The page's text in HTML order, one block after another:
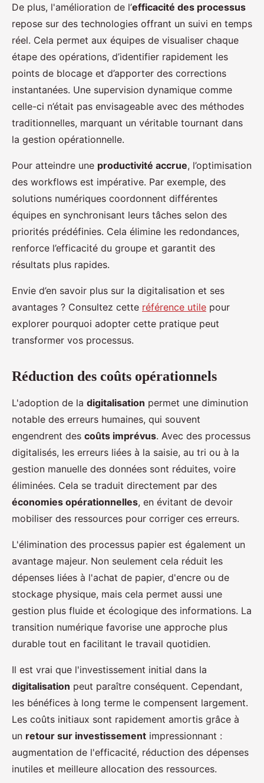
De plus, l'amélioration de l’efficacité des processus
repose sur des technologies offrant un suivi en temps
réel. Cela permet aux équipes de visualiser chaque
étape des opérations, d’identifier rapidement les
points de blocage et d’apporter des corrections
instantanées. Une supervision dynamique comme
celle-ci n’était pas envisageable avec des méthodes
traditionnelles, marquant un véritable tournant dans
la gestion opérationnelle.
Pour atteindre une productivité accrue, l’optimisation
des workflows est impérative. Par exemple, des
solutions numériques coordonnent différentes
équipes en synchronisant leurs tâches selon des
priorités prédéfinies. Cela élimine les redondances,
renforce l’efficacité du groupe et garantit des
résultats plus rapides.
Envie d’en savoir plus sur la digitalisation et ses
avantages ? Consultez cette référence utile pour
explorer pourquoi adopter cette pratique peut
transformer vos processus.
Réduction des coûts opérationnels
L'adoption de la digitalisation permet une diminution
notable des erreurs humaines, qui souvent
engendrent des coûts imprévus. Avec des processus
digitalisés, les erreurs liées à la saisie, au tri ou à la
gestion manuelle des données sont réduites, voire
éliminées. Cela se traduit directement par des
économies opérationnelles, en évitant de devoir
mobiliser des ressources pour corriger ces erreurs.
L'élimination des processus papier est également un
avantage majeur. Non seulement cela réduit les
dépenses liées à l'achat de papier, d'encre ou de
stockage physique, mais cela permet aussi une
gestion plus fluide et écologique des informations. La
transition numérique favorise une approche plus
durable tout en facilitant le travail quotidien.
Il est vrai que l'investissement initial dans la
digitalisation peut paraître conséquent. Cependant,
les bénéfices à long terme le compensent largement.
Les coûts initiaux sont rapidement amortis grâce à
un retour sur investissement impressionnant :
augmentation de l'efficacité, réduction des dépenses
inutiles et meilleure allocation des ressources.